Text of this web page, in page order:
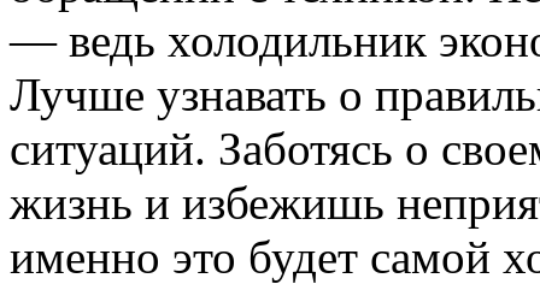
— ведь холодильник
Лучше узнавать о
ситуаций. Заботясь о
жизнь и избежишь
именно это будет самой